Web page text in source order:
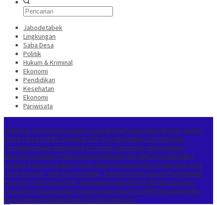
Jabodetabek
Lingkungan
Saba Desa
Politik
Hukum & Kriminal
Ekonomi
Pendidikan
Kesehatan
Ekonomi
Pariwisata
Satlantas Polresta Karawang Sigap Bantu Pengendara Mogok, Derek
Motor Hingga SPBU Terdekat LBH Arya Mandalika Sorot Dugaan
Penyalahgunaan Wewenang Perizinan Perumahan di Karawang,
Berpotensi Sanksi Pidana hingga Administratif LBH Arya Mandalika
Sambut Kapolresta Baru: Harap Bawa Semangat Baru Pelayanan yang
Lebih Humanis Jalin Sinergi Media, Kapolresta Karawang Perkenalkan
Program “GAS Karawang” Tingkatkan Kehadiran Polisi di Lapangan
Sidang Perdana Dugaan Penganiayaan Anggota DPRD Bekasi Digelar,
Kuasa Hukum Korban Minta Tak Ada Intervensi